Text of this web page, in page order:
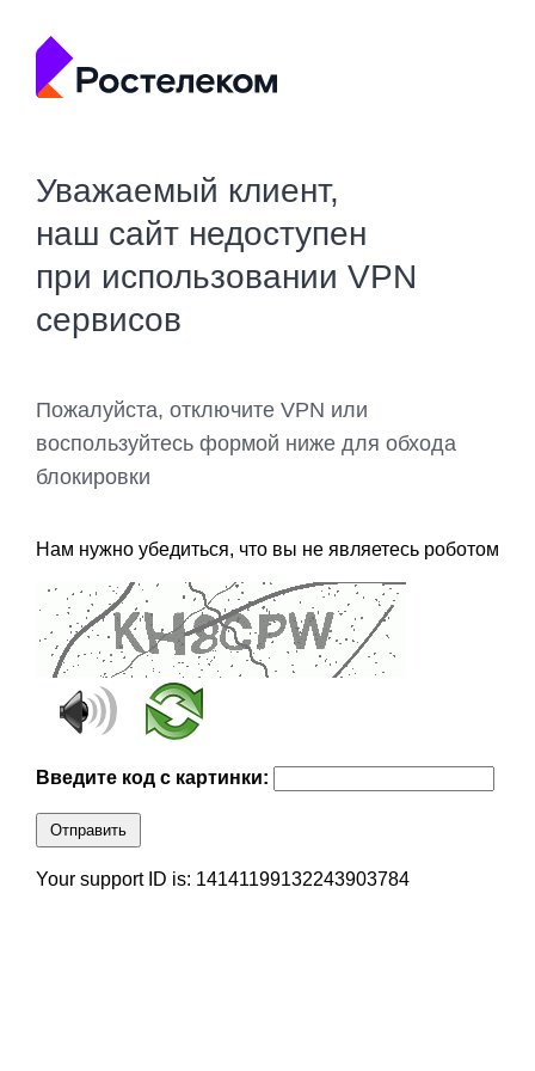
Уважаемый клиент,
наш сайт недоступен
при использовании VPN
сервисов
Пожалуйста, отключите VPN или
воспользуйтесь формой ниже для обхода
блокировки
Нам нужно убедиться, что вы не являетесь роботом
Введите код с картинки:
Отправить
Your support ID is: 14141199132243903784